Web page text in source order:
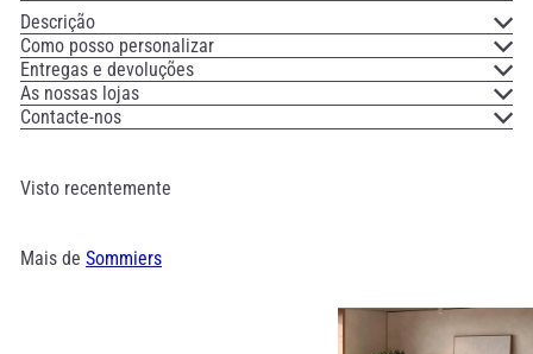
Descrição
Como posso personalizar
Entregas e devoluções
As nossas lojas
Contacte-nos
Visto recentemente
Mais de Sommiers